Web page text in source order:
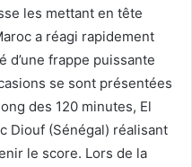
les mettant en tête
a réagi rapidement
d’une frappe puissante
se sont présentées
des 120 minutes, El
Diouf (Sénégal) réalisant
le score. Lors de la